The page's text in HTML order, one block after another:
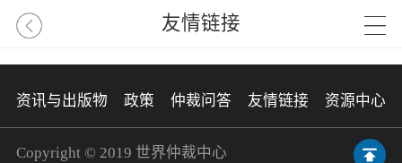
友情链接
资讯与出版物 政策 仲裁问答 友情链接 资源中心
Copyright © 2019 世界仲裁中心